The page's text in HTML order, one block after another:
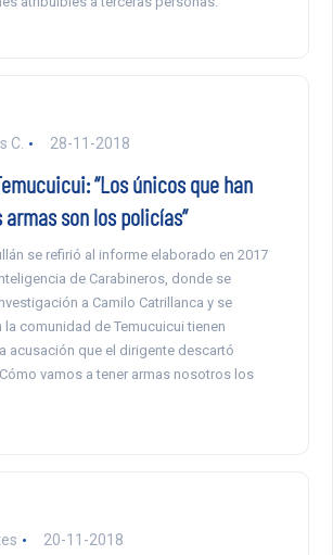
C. 28-11-2018
“Los únicos que han
son los policías”
se refirió al informe elaborado en 2017
de Carabineros, donde se
a Camilo Catrillanca y se
la comunidad de Temucuicui tienen
acusación que el dirigente descartó
vamos a tener armas nosotros los
20-11-2018